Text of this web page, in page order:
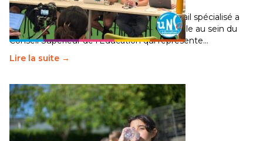
Pendant plusieurs mois, un groupe de travail spécialisé a
travaillé sur la transition écologique de l’Ecole au sein du
Conseil Supérieur de l’Éducation qui représente…
Lire la suite →